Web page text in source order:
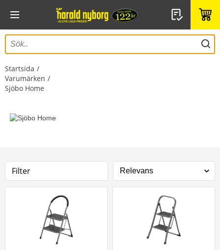
Startsida
Varumärken
Sjöbo Home
Filter